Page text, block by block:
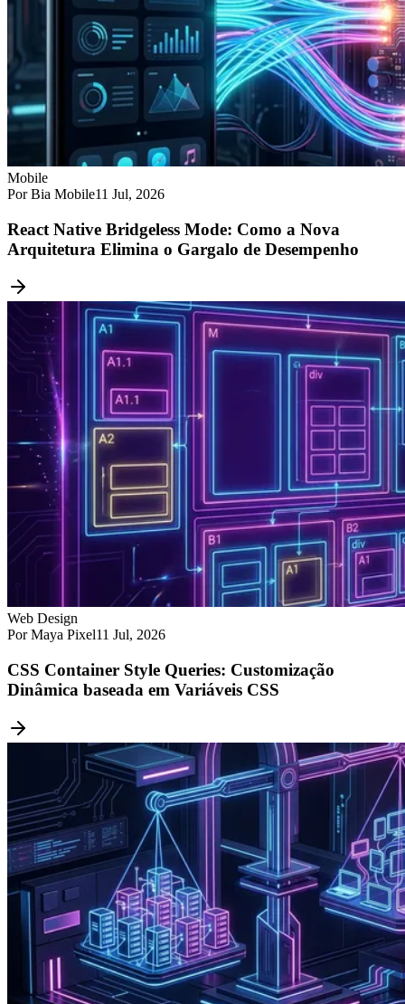
Mobile
Por Bia Mobile11 Jul, 2026
React Native Bridgeless Mode: Como a Nova
Arquitetura Elimina o Gargalo de Desempenho
Web Design
Por Maya Pixel11 Jul, 2026
CSS Container Style Queries: Customização
Dinâmica baseada em Variáveis CSS